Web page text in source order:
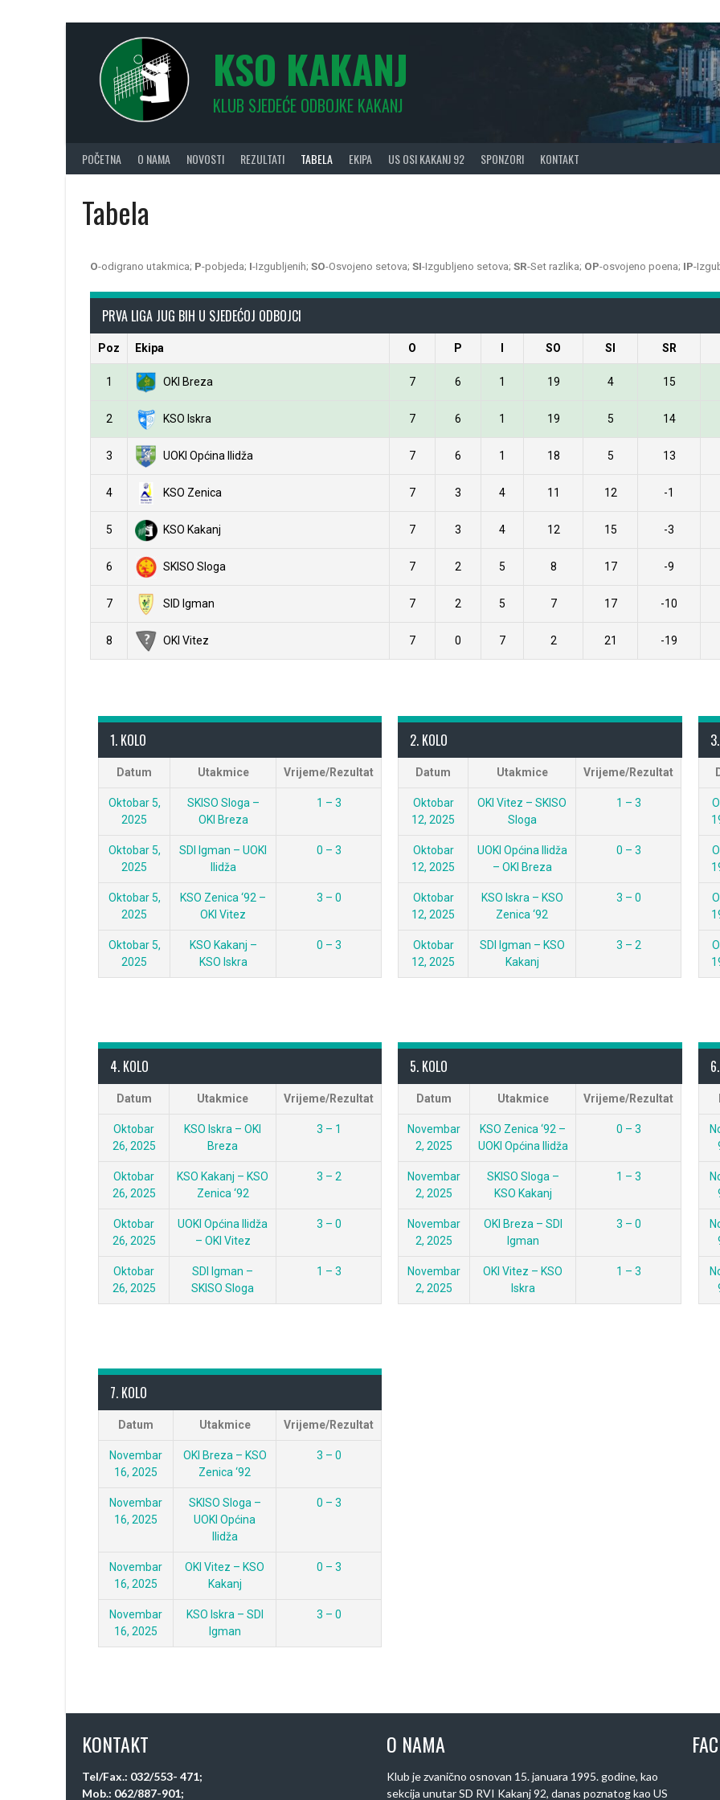
KSO KAKANJ
KLUB SJEDEĆE ODBOJKE KAKANJ
POČETNA O NAMA NOVOSTI REZULTATI TABELA EKIPA US OSI KAKANJ 92 SPONZORI KONTAKT
Tabela
O-odigrano utakmica; P-pobjeda; I-Izgubljenih; SO-Osvojeno setova; SI-Izgubljeno setova; SR-Set razlika; OP-osvojeno poena; IP-
PRVA LIGA JUG BIH U SJEDEĆOJ ODBOJCI
Poz Ekipa O P I SO SI SR
1 OKI Breza 7 6 1 19 4 15
2 KSO Iskra 7 6 1 19 5 14
3 UOKI Općina Ilidža 7 6 1 18 5 13
4 KSO Zenica 7 3 4 11 12 -1
5 KSO Kakanj 7 3 4 12 15 -3
6 SKISO Sloga 7 2 5 8 17 -9
7 SID Igman 7 2 5 7 17 -10
8 OKI Vitez 7 0 7 2 21 -19
1. KOLO
Datum Utakmice Vrijeme/Rezultat
Oktobar 5,
2025
SKISO Sloga –
OKI Breza
1 – 3
Oktobar 5,
2025
SDI Igman – UOKI
Ilidža
0 – 3
Oktobar 5,
2025
KSO Zenica ‘92 –
OKI Vitez
3 – 0
Oktobar 5,
2025
KSO Kakanj –
KSO Iskra
0 – 3
2. KOLO
Datum Utakmice Vrijeme/Rezultat
Oktobar
12, 2025
OKI Vitez – SKISO
Sloga
1 – 3
Oktobar
12, 2025
UOKI Općina Ilidža
– OKI Breza
0 – 3
Oktobar
12, 2025
KSO Iskra – KSO
Zenica ‘92
3 – 0
Oktobar
12, 2025
SDI Igman – KSO
Kakanj
3 – 2
4. KOLO
Datum Utakmice Vrijeme/Rezultat
Oktobar
26, 2025
KSO Iskra – OKI
Breza
3 – 1
Oktobar
26, 2025
KSO Kakanj – KSO
Zenica ‘92
3 – 2
Oktobar
26, 2025
UOKI Općina Ilidža
– OKI Vitez
3 – 0
Oktobar
26, 2025
SDI Igman –
SKISO Sloga
1 – 3
5. KOLO
Datum Utakmice Vrijeme/Rezultat
Novembar
2, 2025
KSO Zenica ‘92 –
UOKI Općina Ilidža
0 – 3
Novembar
2, 2025
SKISO Sloga –
KSO Kakanj
1 – 3
Novembar
2, 2025
OKI Breza – SDI
Igman
3 – 0
Novembar
2, 2025
OKI Vitez – KSO
Iskra
1 – 3
7. KOLO
Datum Utakmice Vrijeme/Rezultat
Novembar
16, 2025
OKI Breza – KSO
Zenica ‘92
3 – 0
Novembar
16, 2025
SKISO Sloga –
UOKI Općina
Ilidža
0 – 3
Novembar
16, 2025
OKI Vitez – KSO
Kakanj
0 – 3
Novembar
16, 2025
KSO Iskra – SDI
Igman
3 – 0
KONTAKT
Tel/Fax.: 032/553- 471;
Mob.: 062/887-901;
O NAMA
Klub je zvanično osnovan 15. januara 1995. godine, kao
sekcija unutar SD RVI Kakanj 92, danas poznatog kao US